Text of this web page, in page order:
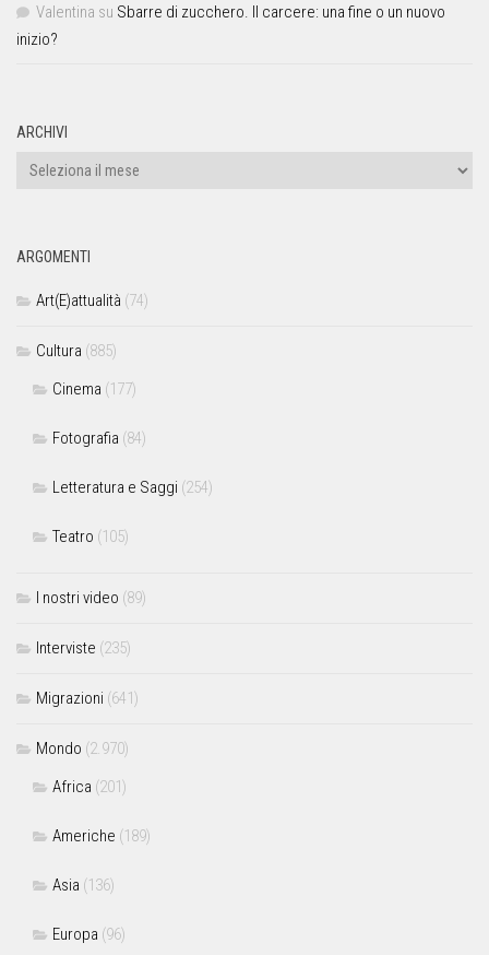
Valentina su Sbarre di zucchero. Il carcere: una fine o un nuovo
inizio?
ARCHIVI
ARGOMENTI
Art(E)attualità (74)
Cultura (885)
Cinema (177)
Fotografia (84)
Letteratura e Saggi (254)
Teatro (105)
I nostri video (89)
Interviste (235)
Migrazioni (641)
Mondo (2.970)
Africa (201)
Americhe (189)
Asia (136)
Europa (96)